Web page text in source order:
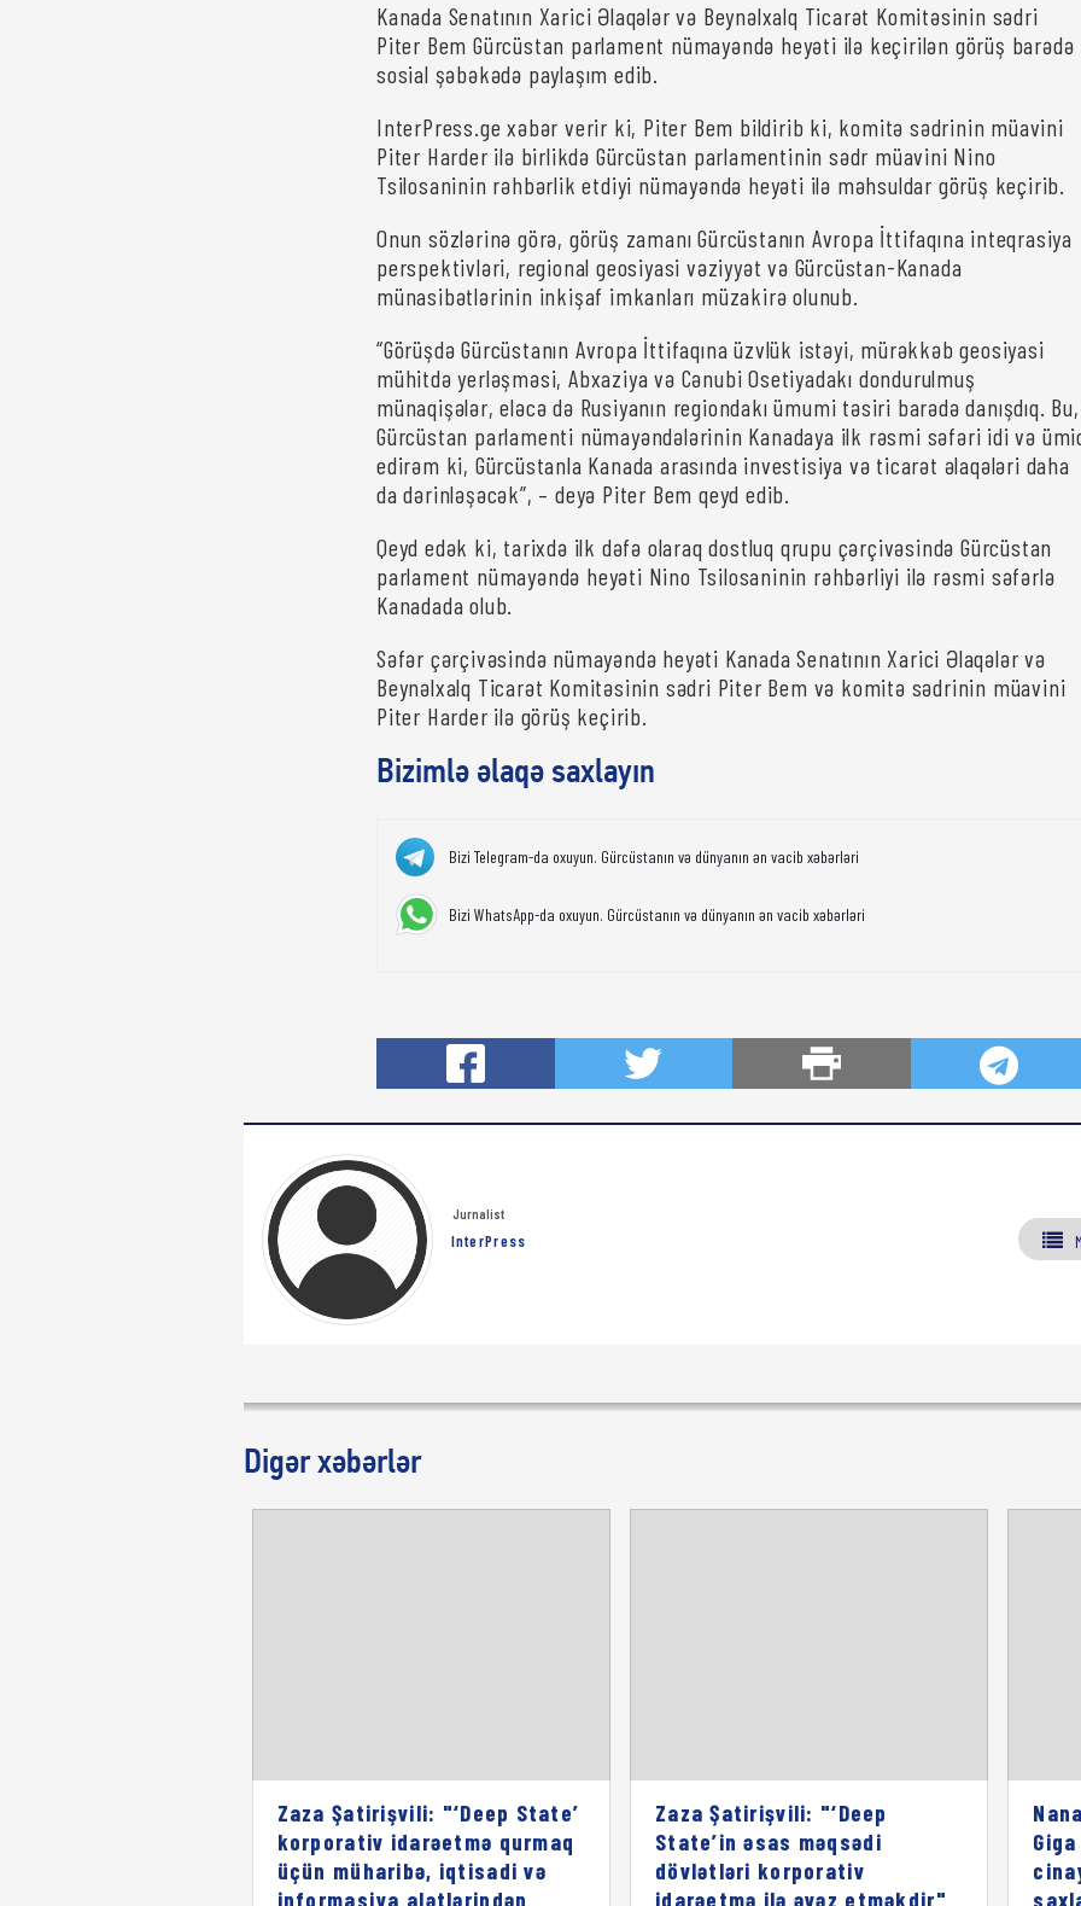
Kanada Senatının Xarici Əlaqələr və Beynəlxalq Ticarət Komitəsinin sədri
Piter Bem Gürcüstan parlament nümayəndə heyəti ilə keçirilən görüş barədə
sosial şəbəkədə paylaşım edib.
InterPress.ge xəbər verir ki, Piter Bem bildirib ki, komitə sədrinin müavini
Piter Harder ilə birlikdə Gürcüstan parlamentinin sədr müavini Nino
Tsilosaninin rəhbərlik etdiyi nümayəndə heyəti ilə məhsuldar görüş keçirib.
Onun sözlərinə görə, görüş zamanı Gürcüstanın Avropa İttifaqına inteqrasiya
perspektivləri, regional geosiyasi vəziyyət və Gürcüstan-Kanada
münasibətlərinin inkişaf imkanları müzakirə olunub.
“Görüşdə Gürcüstanın Avropa İttifaqına üzvlük istəyi, mürəkkəb geosiyasi
mühitdə yerləşməsi, Abxaziya və Cənubi Osetiyadakı dondurulmuş
münaqişələr, eləcə də Rusiyanın regiondakı ümumi təsiri barədə danışdıq. Bu,
Gürcüstan parlamenti nümayəndələrinin Kanadaya ilk rəsmi səfəri idi və
edirəm ki, Gürcüstanla Kanada arasında investisiya və ticarət əlaqələri daha
da dərinləşəcək”, – deyə Piter Bem qeyd edib.
Qeyd edək ki, tarixdə ilk dəfə olaraq dostluq qrupu çərçivəsində Gürcüstan
parlament nümayəndə heyəti Nino Tsilosaninin rəhbərliyi ilə rəsmi səfərlə
Kanadada olub.
Səfər çərçivəsində nümayəndə heyəti Kanada Senatının Xarici Əlaqələr və
Beynəlxalq Ticarət Komitəsinin sədri Piter Bem və komitə sədrinin müavini
Piter Harder ilə görüş keçirib.
Bizimlə əlaqə saxlayın
Bizi Telegram-da oxuyun. Gürcüstanın və dünyanın ən vacib xəbərləri
Bizi WhatsApp-da oxuyun. Gürcüstanın və dünyanın ən vacib xəbərləri
Jurnalist
InterPress
Digər xəbərlər
Zaza Şatirişvili: "‘Deep State’
korporativ idarəetmə qurmaq
üçün müharibə, iqtisadi və
informasiya alətlərindən
Zaza Şatirişvili: "‘Deep
State’in əsas məqsədi
dövlətləri korporativ
idarəetmə ilə əvəz etməkdir"